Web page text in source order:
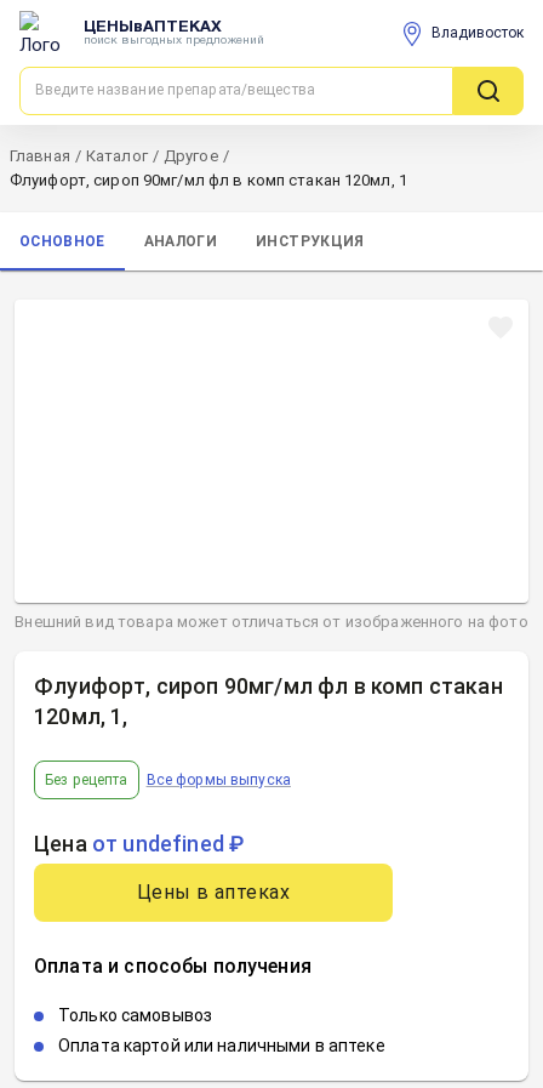
ЦЕНЫвАПТЕКАХ
поиск выгодных предложений Владивосток
Главная / Каталог / Другое /
Флуифорт, сироп 90мг/мл фл в комп стакан 120мл, 1
ОСНОВНОЕ АНАЛОГИ ИНСТРУКЦИЯ
Флуифорт, сироп 90мг/мл фл в комп стакан
120мл, 1 ,
Без рецепта Все формы выпуска
Цена от undefined ₽
Цены в аптеках
Оплата и способы получения
Только самовывоз
Оплата картой или наличными в аптеке
Внешний вид товара может отличаться от изображенного на фото